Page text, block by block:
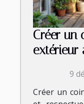
Créer un
extérieur
9
Créer un